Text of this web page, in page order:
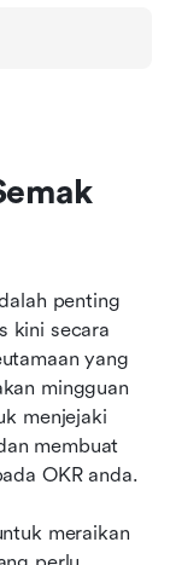
penting
kini secara
yang
mingguan
menjejaki
membuat
OKR anda.
meraikan